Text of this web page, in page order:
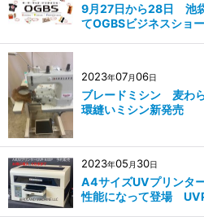
9月27日から28日 池
てOGBSビジネスショ
2023年07月06日
ブレードミシン 麦わ
環縫いミシン新発売
2023年05 月 30日
A4サイズUVプリン
性能になって登場